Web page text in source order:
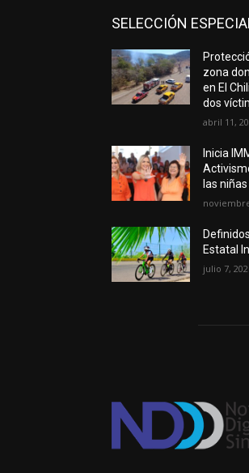
SELECCIÓN
zona
en El
dos
abril 11,
Inicia
las
Estatal
julio 7,